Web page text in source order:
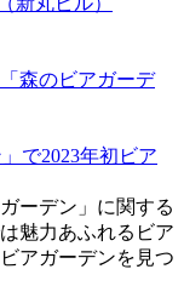
森のビアガーデ
で2023年初ビア
ーデン」に関する
魅力あふれるビア
アガーデンを見つ